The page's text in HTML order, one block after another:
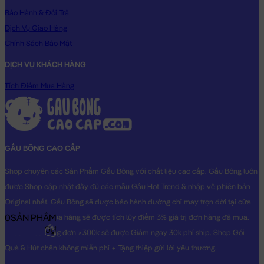
cung cấp số di động là xong. Shop sẽ chăm sóc Gấu của bạn
Hoa Gấu Bông 2in1 PomPom Purin vân Caro - Hàng Nhập
món quà tặng vô cùng Dễ Thương dành cho người thân yêu của
Hình ảnh Hoa Gấu Bông 2in1 PomPom Purin vân Caro - Hàng
Nhập, hình ảnh này là hình THẬT do Shop TỰ CHỤP.
Bảo Hành & Đổi Trả
Dịch Vụ Giao Hàng
Chính Sách Bảo Mật
DỊCH VỤ KHÁCH HÀNG
Tích Điểm Mua Hàng
GẤU BÔNG CAO CẤP
Shop chuyên các Sản Phẩm Gấu Bông với chất liệu cao cấp. Gấu Bông luôn
được Shop cập nhật đầy đủ các mẫu Gấu Hot Trend & nhập về phiên bản
Original nhất. Gấu Bông sẽ được bảo hành đường chỉ may trọn đời tại cửa
hàng, Khách mua hàng sẽ được tích lũy điểm 3% giá trị đơn hàng đã mua.
Khách mua hàng đơn >300k sẽ được Giảm ngay 30k phí ship. Shop Gói
Quà & Hút chân không miễn phí + Tặng thiệp gửi lời yêu thương.
0SẢN PHẨM
0₫